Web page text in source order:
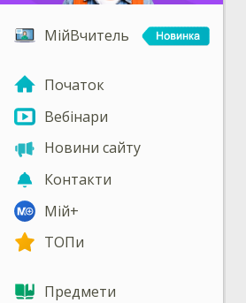
МійВчитель
Початок
Вебінари
Новини сайту
Контакти
Мій+
ТОПи
Предмети